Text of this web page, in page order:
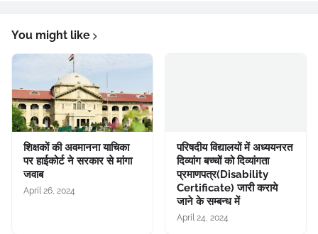
You might like
शिक्षकों की अवमानना याचिका
पर हाईकोर्ट ने सरकार से मांगा
जवाब
April 26, 2024
परिषदीय विद्यालयों में अध्ययनरत
दिव्यांग बच्चों को दिव्यांगता
प्रमाणपत्र(Disability
Certificate) जारी कराये
जाने के सम्बन्ध में
April 24, 2024